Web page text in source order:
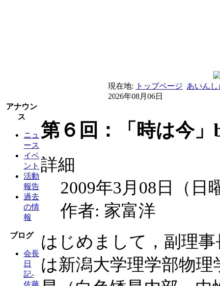
現在地: トップページ あいん
2026年08月06日
アナウン
ス
ニュ
ース
イベ
ント
活動
報告
過去
の情
報
ブログ
会長
日
記-
佐藤
第６回：「時は今」
詳細
2009年3月08日（日
作者: 家富洋
はじめまして，副理
は新潟大学理学部物